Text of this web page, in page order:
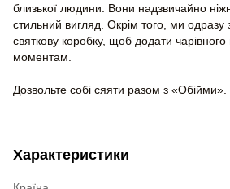
близької людини. Вони надзвичайно
стильний вигляд. Окрім того, ми одразу
святкову коробку, щоб додати
моментам.
Дозвольте собі сяяти разом з «Обійми».
Характеристики